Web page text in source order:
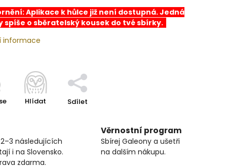
Aplikace k hůlce již není dostupná. Jedná
spíše o sběratelský kousek do tvé sbírky.
informace
Hlídat Sdílet
následujících
i na Slovensko.
zdarma.
Věrnostní program
Sbírej Galeony a ušetři
na dalším nákupu.